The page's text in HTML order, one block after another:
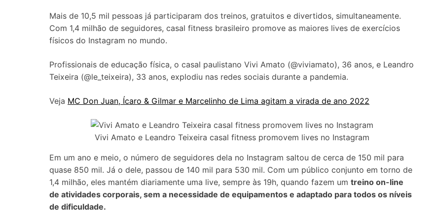
Mais de 10,5 mil pessoas já participaram dos treinos, gratuitos e divertidos, simultaneamente.
Com 1,4 milhão de seguidores, casal fitness brasileiro promove as maiores lives de exercícios
físicos do Instagram no mundo.
Profissionais de educação física, o casal paulistano Vivi Amato (@viviamato), 36 anos, e Leandro
Teixeira (@le_teixeira), 33 anos, explodiu nas redes sociais durante a pandemia.
Veja MC Don Juan, Ícaro & Gilmar e Marcelinho de Lima agitam a virada de ano 2022
Vivi Amato e Leandro Teixeira casal fitness promovem lives no Instagram
Em um ano e meio, o número de seguidores dela no Instagram saltou de cerca de 150 mil para
quase 850 mil. Já o dele, passou de 140 mil para 530 mil. Com um público conjunto em torno de
1,4 milhão, eles mantém diariamente uma live, sempre às 19h, quando fazem um treino on-line
de atividades corporais, sem a necessidade de equipamentos e adaptado para todos os níveis
de dificuldade.